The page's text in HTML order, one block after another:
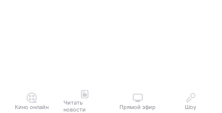
Кино онлайн
Читать
новости
Прямой эфир Шоу